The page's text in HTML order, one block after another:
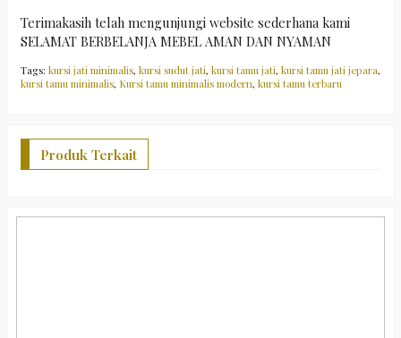
Terimakasih telah mengunjungi website sederhana kami
SELAMAT BERBELANJA MEBEL AMAN DAN NYAMAN
Tags: kursi jati minimalis, kursi sudut jati, kursi tamu jati, kursi tamu jati jepara,
kursi tamu minimalis, Kursi tamu minimalis modern, kursi tamu terbaru
Produk Terkait